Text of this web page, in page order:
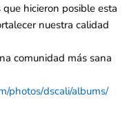
hicieron posible esta
nuestra calidad
comunidad más sana
photos/dscali/albums/